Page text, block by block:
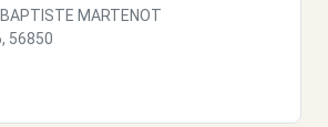
MARTENOT
56850